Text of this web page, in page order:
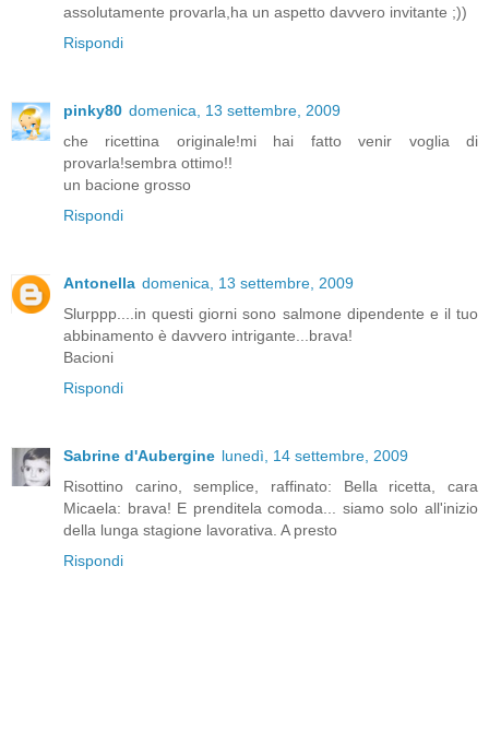
assolutamente provarla,ha un aspetto davvero invitante ;))
Rispondi
pinky80 domenica, 13 settembre, 2009
che ricettina originale!mi hai fatto venir voglia di
provarla!sembra ottimo!!
un bacione grosso
Rispondi
Antonella domenica, 13 settembre, 2009
Slurppp....in questi giorni sono salmone dipendente e il tuo
abbinamento è davvero intrigante...brava!
Bacioni
Rispondi
Sabrine d'Aubergine lunedì, 14 settembre, 2009
Risottino carino, semplice, raffinato: Bella ricetta, cara
Micaela: brava! E prenditela comoda... siamo solo all'inizio
della lunga stagione lavorativa. A presto
Rispondi